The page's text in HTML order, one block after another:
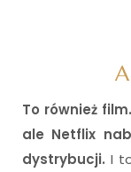
To również film.
ale Netflix
dystrybucji.I